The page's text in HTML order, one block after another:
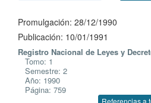
Promulgación: 28/12/1990
Publicación: 10/01/1991
Registro Nacional de Leyes y
Tomo: 1
Semestre: 2
Año: 1990
Página: 759
Referencias a